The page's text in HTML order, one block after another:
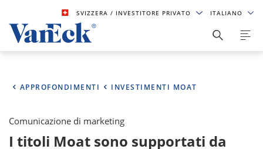
SVIZZERA/ INVESTITORE PRIVATO ITALIANO
APPROFONDIMENTI INVESTIMENTI MOAT
Comunicazione di marketing
I titoli Moat sono supportati da